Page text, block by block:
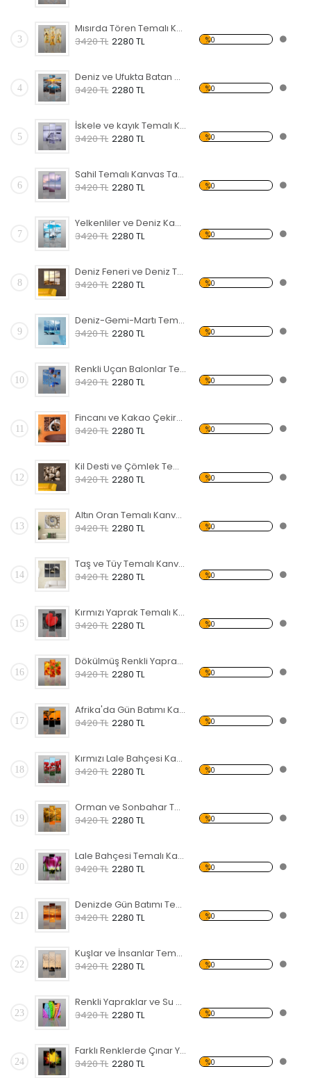
3
Mısırda Tören Temalı Kanvas Tablo
3420 TL 2280 TL %0
4
Deniz ve Ufukta Batan Güneş Kanvas Tablo
3420 TL 2280 TL %0
5
İskele ve kayık Temalı Kanvas Tablo
3420 TL 2280 TL %0
6
Sahil Temalı Kanvas Tablo
3420 TL 2280 TL %0
7
Yelkenliler ve Deniz Kanvas Tablo
3420 TL 2280 TL %0
8
Deniz Feneri ve Deniz Temalı Kanvas Tablo
3420 TL 2280 TL %0
9
Deniz-Gemi-Martı Temalı Kanvas Tablo
3420 TL 2280 TL %0
10
Renkli Uçan Balonlar Temalı Kanvas Tablo
3420 TL 2280 TL %0
11
Fincanı ve Kakao Çekirdekleri Temalı Kanvas Tablo
3420 TL 2280 TL %0
12
Kil Desti ve Çömlek Temalı Kanvas Tablo
3420 TL 2280 TL %0
13
Altın Oran Temalı Kanvas Tablo
3420 TL 2280 TL %0
14
Taş ve Tüy Temalı Kanvas Tablo
3420 TL 2280 TL %0
15
Kırmızı Yaprak Temalı Kanvas Tablo
3420 TL 2280 TL %0
16
Dökülmüş Renkli Yapraklar Kanvas Tablo
3420 TL 2280 TL %0
17
Afrika'da Gün Batımı Kanvas Tablo
3420 TL 2280 TL %0
18
Kırmızı Lale Bahçesi Kanvas Tablo
3420 TL 2280 TL %0
19
Orman ve Sonbahar Temalı Kanvas Tablo
3420 TL 2280 TL %0
20
Lale Bahçesi Temalı Kanvas Tablo
3420 TL 2280 TL %0
21
Denizde Gün Batımı Temalı Kanvas Tablo
3420 TL 2280 TL %0
22
Kuşlar ve İnsanlar Temalı Kanvas Tablo
3420 TL 2280 TL %0
23
Renkli Yapraklar ve Su Damlaları Kanvas Tablo
3420 TL 2280 TL %0
24
Farklı Renklerde Çınar Yaprakları Kanvas Tablo
3420 TL 2280 TL %0